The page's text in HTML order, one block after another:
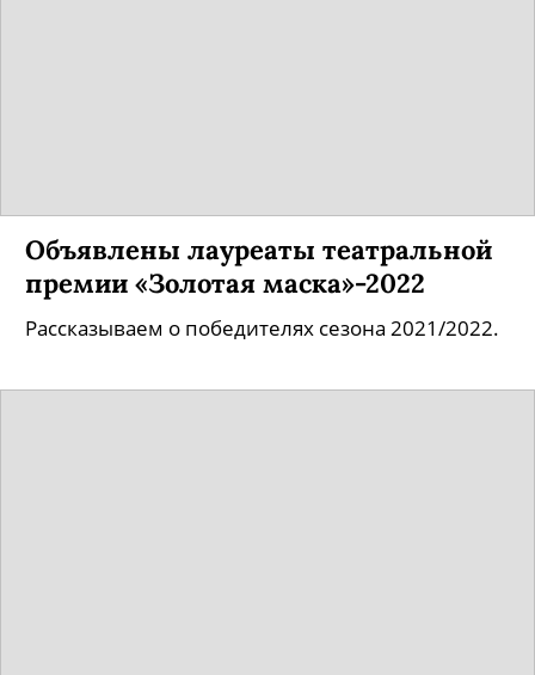
Объявлены лауреаты театральной
премии «Золотая маска»-2022
Рассказываем о победителях сезона 2021/2022.